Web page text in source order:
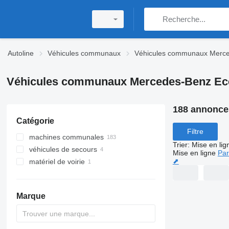
Autoline Véhicules communaux Véhicules communaux
Véhicules communaux Mercedes-Benz
Catégorie
machines communales
camions poubelles
camions de vidange
véhicules de secours
auto-échelles
matériel de voirie
Marque
188
Filtre
Trier: Mise en
Mise en ligne
⬈